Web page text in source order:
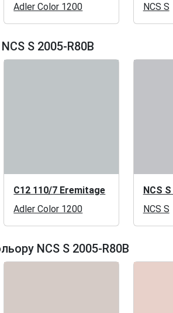
Adler Color 1200
NCS S
S 2005-R80B
C12 110/7 Eremitage
Adler Color 1200
NCS
NCS S
NCS S 2005-R80B